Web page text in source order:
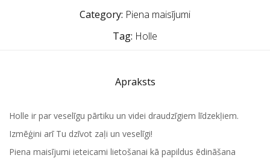
Category: Piena maisījumi
Tag: Holle
Apraksts
Holle ir par veselīgu pārtiku un videi draudzīgiem līdzekļiem.
Izmēģini arī Tu dzīvot zaļi un veselīgi!
Piena maisījumi ieteicami lietošanai kā papildus ēdināšana